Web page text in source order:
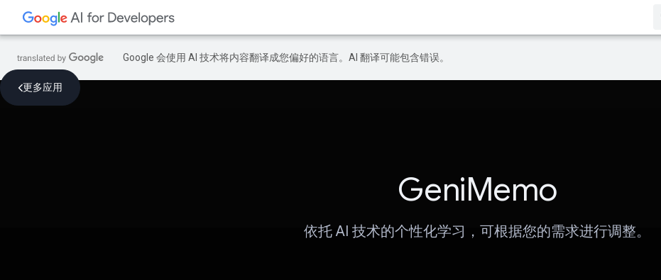
Google 会使用 AI 技术将内容翻译成您偏好的语言。AI 翻译可能包含错误。
更多应用
GeniMemo
依托 AI 技术的个性化学习，可根据您的需求进行调整。